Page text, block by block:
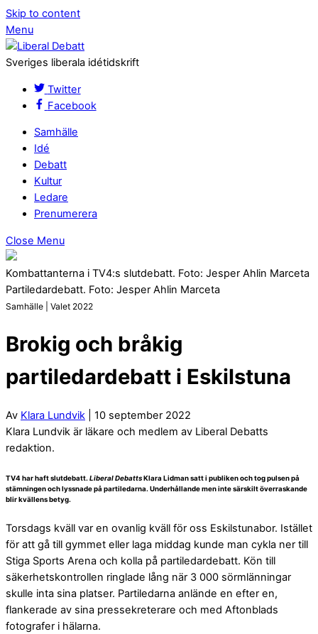
Skip to content
Menu
Sveriges liberala idétidskrift
Twitter
Facebook
Samhälle
Idé
Debatt
Kultur
Ledare
Prenumerera
Close Menu
Kombattanterna i TV4:s slutdebatt. Foto: Jesper Ahlin Marceta
Partiledardebatt. Foto: Jesper Ahlin Marceta
Samhälle | Valet 2022
Brokig och bråkig
partiledardebatt i Eskilstuna
Av Klara Lundvik | 10 september 2022
Klara Lundvik är läkare och medlem av Liberal Debatts
redaktion.
TV4 har haft slutdebatt. Liberal DebattsKlara Lidman satt i publiken och tog pulsen på
stämningen och lyssnade på partiledarna. Underhållande men inte särskilt överraskande
blir kvällens betyg.
Torsdags kväll var en ovanlig kväll för oss Eskilstunabor. Istället
för att gå till gymmet eller laga middag kunde man cykla ner till
Stiga Sports Arena och kolla på partiledardebatt. Kön till
säkerhetskontrollen ringlade lång när 3 000 sörmlänningar
skulle inta sina platser. Partiledarna anlände en efter en,
flankerade av sina pressekreterare och med Aftonblads
fotografer i hälarna.